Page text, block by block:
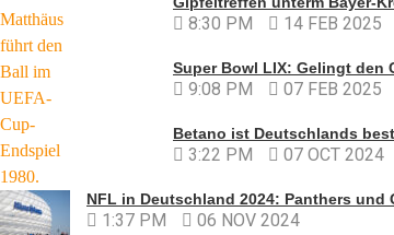
8:30 PM 14 FEB 2025
Super Bowl LIX: Gelingt den
9:08 PM 07 FEB 2025
Betano ist Deutschlands
3:22 PM 07 OCT 2024
NFL in Deutschland 2024: Panthers und
1:37 PM 06 NOV 2024